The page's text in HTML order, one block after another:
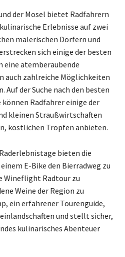
der Mosel bietet Radfahrern
Erlebnisse auf zwei
malerischen Dörfern und
sich einige der besten
eine atemberaubende
auch zahlreiche Möglichkeiten
Auf der Suche nach den besten
können Radfahrer einige der
kleinen Straußwirtschaften
köstlichen Tropfen anbieten.
bieten die
E-Bike den Bierradweg zu
Wineflight Radtour zu
Weine der Region zu
ein erfahrener Tourenguide,
und stellt sicher,
kulinarisches Abenteuer